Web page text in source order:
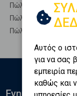
Πώληση Υπόγεια
Πώληση Υπόσκαφα
Πώληση Υπολ.
Αυτός ο
για να σας
εμπειρία
καθώς και
Ενημερωθείτε